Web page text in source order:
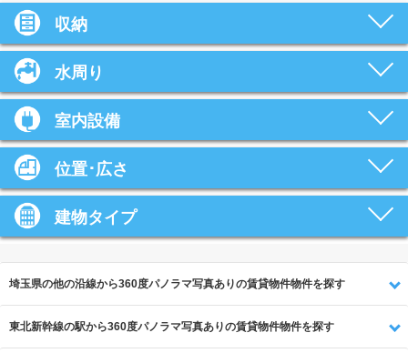
収納
水周り
室内設備
位置･広さ
建物タイプ
埼玉県の他の沿線から360度パノラマ写真ありの賃貸物件物件を探す
東北新幹線の駅から360度パノラマ写真ありの賃貸物件物件を探す